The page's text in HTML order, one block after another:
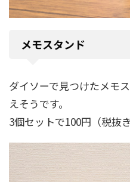
メモスタンド
ダイソーで見つけたメモ
えそうです。
3個セットで100円（税抜